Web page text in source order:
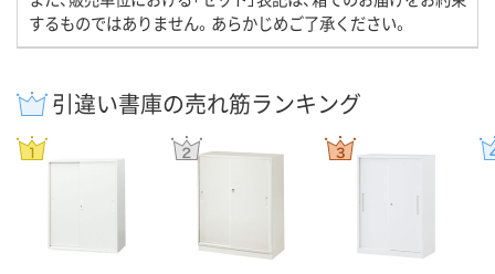
するものではありません。あらかじめご了承ください。
引違い書庫の売れ筋ランキング